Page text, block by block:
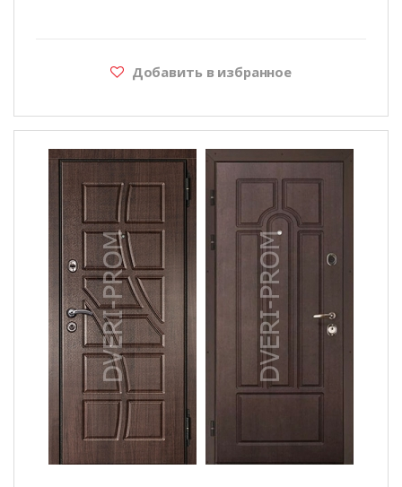
Добавить в избранное